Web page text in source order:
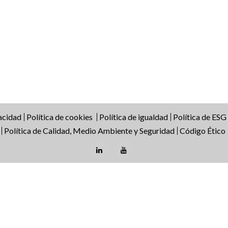
Política de cookies Política de igualdad Política de ESG
Política de Calidad, Medio Ambiente y Seguridad Código Ético